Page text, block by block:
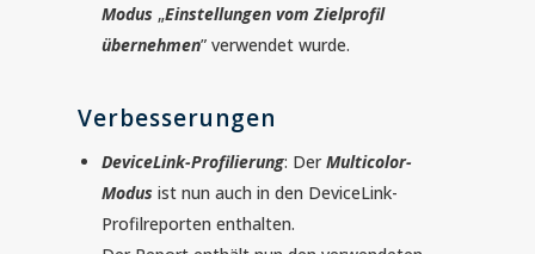
Modus „Einstellungen vom Zielprofil
übernehmen” verwendet wurde.
Verbesserungen
DeviceLink-Profilierung: DerMulticolor-
Modus ist nun auch in den DeviceLink-
Profilreporten enthalten.